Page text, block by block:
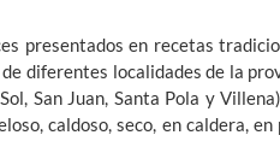
presentados en recetas
diferentes localidades de la
San Juan, Santa Pola y
caldoso, seco, en caldera, en